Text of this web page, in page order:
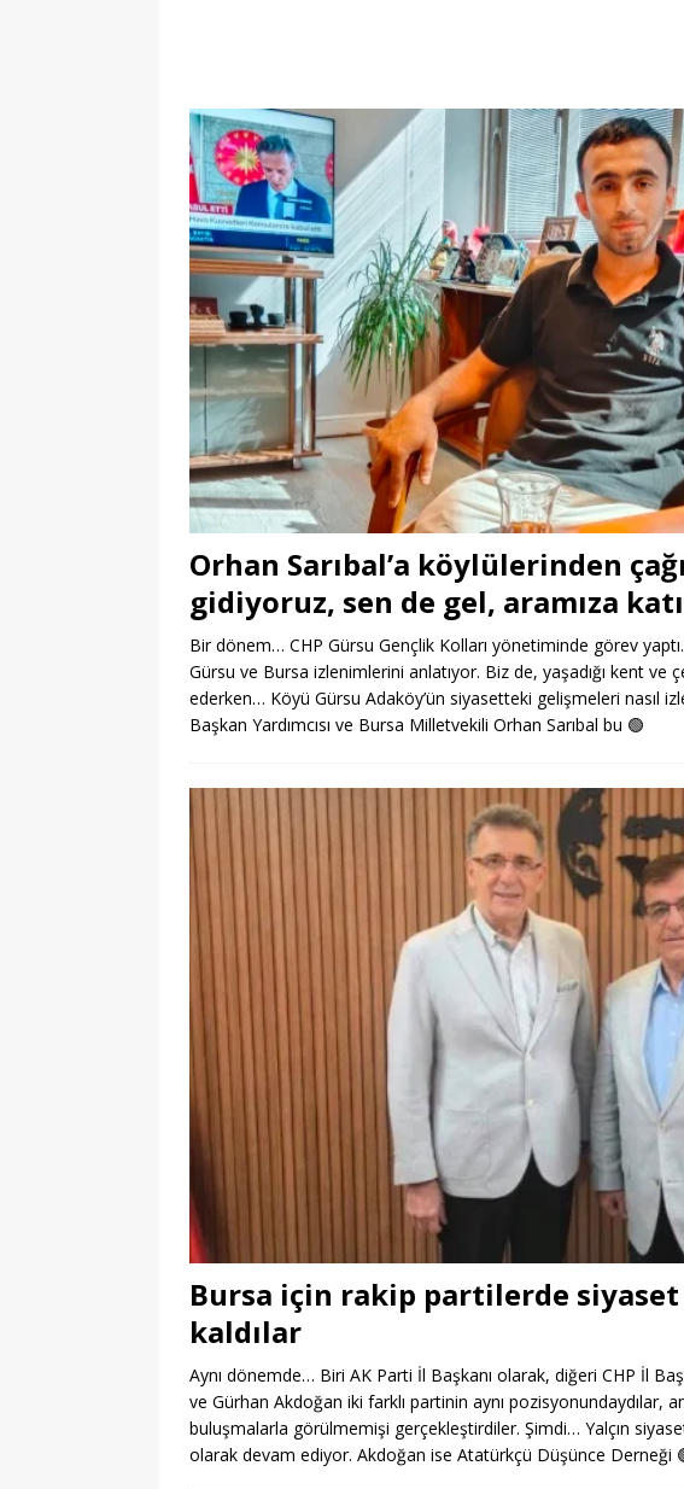
Orhan Sarıbal’a köylülerinden
gidiyoruz, sen de gel, aramıza
Bir dönem… CHP Gürsu Gençlik Kolları yönetiminde görev
Gürsu ve Bursa izlenimlerini anlatıyor. Biz de, yaşadığı kent ve
ederken… Köyü Gürsu Adaköy’ün siyasetteki gelişmeleri nasıl
Başkan Yardımcısı ve Bursa Milletvekili Orhan Sarıbal bu 🟢
Bursa için rakip partilerde
kaldılar
Aynı dönemde… Biri AK Parti İl Başkanı olarak, diğeri CHP İl
ve Gürhan Akdoğan iki farklı partinin aynı pozisyonundaydılar,
buluşmalarla görülmemişi gerçekleştirdiler. Şimdi… Yalçın
olarak devam ediyor. Akdoğan ise Atatürkçü Düşünce Derneği